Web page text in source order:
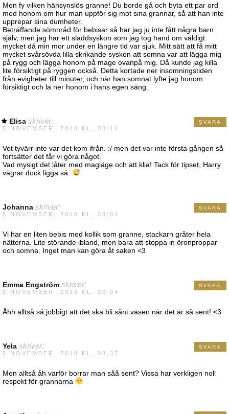
Men fy vilken hänsynslös granne! Du borde gå och byta ett par ord
med honom om hur man uppför sig mot sina grannar, så att han inte
upprepar sina dumheter.
Beträffande sömnråd för bebisar så har jag ju inte fått några barn
själv, men jag har ett sladdsyskon som jag tog hand om väldigt
mycket då min mor under en längre tid var sjuk. Mitt sätt att få mitt
mycket svårsövda lilla skrikande syskon att somna var att lägga mig
på rygg och lägga honom på mage ovanpå mig. Då kunde jag killa
lite försiktigt på ryggen också. Detta kortade ner insomningstiden
från evigheter till minuter, och när han somnat lyfte jag honom
försiktigt och la ner honom i hans egen säng.
Elisa skriver:
5 NOVEMBER, 2018 KL. 08:14
Vet tyvärr inte var det kom ifrån. :/ men det var inte första gången så
fortsätter det får vi göra något.
Vad mysigt det låter med magläge och att klia! Tack för tipset, Harry
vägrar dock ligga så.
SVARA
Johanna skriver:
5 NOVEMBER, 2018 KL. 08:04
Vi har en liten bebis med kollik som granne, stackarn gråter hela
nätterna. Lite störande ibland, men bara att stoppa in öronproppar
och somna. Inget man kan göra åt saken <3
SVARA
Emma Engström skriver:
5 NOVEMBER, 2018 KL. 08:04
Åhh alltså så jobbigt att det ska bli sånt väsen när det är så sent! <3
SVARA
Yela skriver:
5 NOVEMBER, 2018 KL. 08:37
Men alltså åh varför borrar man såå sent? Vissa har verkligen noll
respekt för grannarna
SVARA